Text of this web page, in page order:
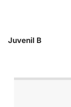
Juvenil B